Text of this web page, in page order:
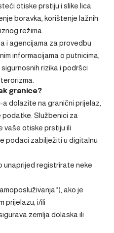
otiske prstiju i slike lica
boravka, korištenje lažnih
režima.
i agencijama za provedbu
informacijama o putnicima,
rizika i podršci
granice?
dolazite na granični prijelaz,
Službenici za
vaše otiske prstiju ili
podaci zabilježiti u digitalnu
unaprijed registrirate neke
ako je
prijelazu; i/ili
zemlja dolaska ili